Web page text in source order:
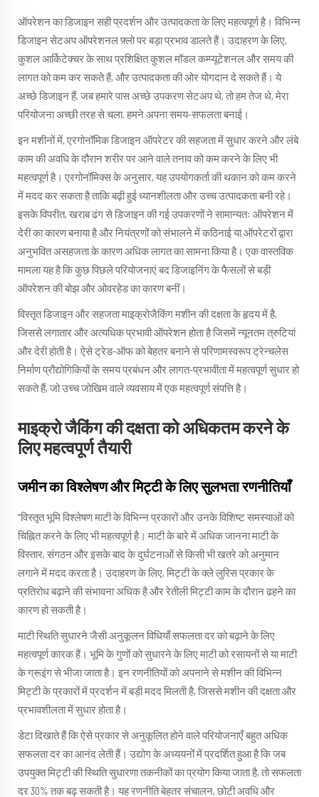
ऑपरेशन का डिजाइन सही प्रदर्शन और उत्पादकता के लिए महत्वपूर्ण है। विभिन्न
डिजाइन सेटअप ऑपरेशनल फ़्लो पर बड़ा प्रभाव डालते हैं। उदाहरण के लिए,
कुशल आर्किटेक्चर के साथ प्रशिक्षित कुशल मॉडल कम्प्यूटेशनल और समय की
लागत को कम कर सकते हैं, और उत्पादकता की ओर योगदान दे सकते हैं। ये
अच्छे डिजाइन हैं, जब हमारे पास अच्छे उपकरण सेटअप थे, तो हम तेज थे, मेरा
परियोजना अच्छी तरह से चला, हमने अपना समय-सफलता बनाई।
इन मशीनों में, एरगोनॉमिक डिजाइन ऑपरेटर की सहजता में सुधार करने और लंबे
काम की अवधि के दौरान शरीर पर आने वाले तनाव को कम करने के लिए भी
महत्वपूर्ण है। एरगोनॉमिक्स के अनुसार, यह उपयोगकर्ता की थकान को कम करने
में मदद कर सकता है ताकि बढ़ी हुई ध्यानशीलता और उच्च उत्पादकता बनी रहे।
इसके विपरीत, खराब ढंग से डिजाइन की गई उपकरणों ने सामान्यतः ऑपरेशन में
देरी का कारण बनाया है और नियंत्रणों को संभालने में कठिनाई या ऑपरेटरों द्वारा
अनुभवित असहजता के कारण अधिक लागत का सामना किया है। एक वास्तविक
मामला यह है कि कुछ पिछले परियोजनाएं बद डिजाइनिंग के फैसलों से बड़ी
ऑपरेशन की बोझ और ओवरहेड का कारण बनीं।
विस्तृत डिजाइन और सहजता माइक्रोजैकिंग मशीन की दक्षता के हृदय में है,
जिससे लगातार और अत्यधिक प्रभावी ऑपरेशन होता है जिसमें न्यूनतम त्रुटियां
और देरी होती है। ऐसे ट्रेड-ऑफ को बेहतर बनाने से परिणामस्वरूप ट्रेन्चलेस
निर्माण प्रौद्योगिकियों के समय प्रबंधन और लागत-प्रभावीता में महत्वपूर्ण सुधार हो
सकते हैं, जो उच्च जोखिम वाले व्यवसाय में एक महत्वपूर्ण संपत्ति है।
माइक्रो जैकिंग की दक्षता को अधिकतम करने के
लिए महत्वपूर्ण तैयारी
जमीन का विश्लेषण और मिट्टी के लिए सुलभता रणनीतियाँ
"विस्तृत भूमि विश्लेषण माटी के विभिन्न प्रकारों और उनके विशिष्ट समस्याओं को
चिह्नित करने के लिए भी महत्वपूर्ण है। माटी के बारे में अधिक जानना माटी के
विस्तार, संगठन और इसके बाद के दुर्घटनाओं से किसी भी खतरे को अनुमान
लगाने में मदद करता है। उदाहरण के लिए, मिट्टी के क्ले लुरिस प्रकार के
प्रतिरोध बढ़ाने की संभावना अधिक है और रेतीली मिट्टी काम के दौरान ढहने का
कारण हो सकती है।
माटी स्थिति सुधारने जैसी अनुकूलन विधियाँ सफलता दर को बढ़ाने के लिए
महत्वपूर्ण कारक हैं। भूमि के गुणों को सुधारने के लिए माटी को रसायनों से या माटी
के ग्रूइंग से भीजा जाता है। इन रणनीतियों को अपनाने से मशीन की विभिन्न
मिट्टी के प्रकारों में प्रदर्शन में बड़ी मदद मिलती है, जिससे मशीन की दक्षता और
प्रभावशीलता में सुधार होता है।
डेटा दिखाते हैं कि ऐसे प्रकार से अनुकूलित होने वाले परियोजनाएँ बहुत अधिक
सफलता दर का आनंद लेती हैं। उद्योग के अध्ययनों में प्रदर्शित हुआ है कि जब
उपयुक्त मिट्टी की स्थिति सुधारणा तकनीकों का प्रयोग किया जाता है, तो सफलता
दर 30% तक बढ़ सकती है। यह रणनीति बेहतर संचालन, छोटी अवधि और